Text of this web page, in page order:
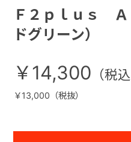
Ｆ２ｐｌｕｓ
ドグリーン）
￥14,300
￥13,000（税抜）